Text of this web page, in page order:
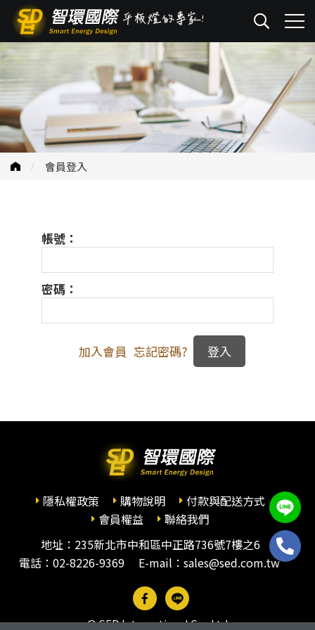
會員登入
帳號：
密碼：
加入會員 忘記密碼?
隱私權政策 購物說明
付款與配送方式
會員權益
聯絡我們
地址：235新北市中和區中正路736號7樓之6
電話： 02-8226-9369 E-mail：sales@sed.com.tw
© SED International Co., Ltd